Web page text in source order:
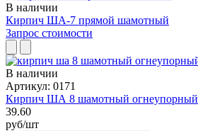
В наличии
Кирпич ША-7 прямой шамотный
Запрос стоимости
В наличии
Артикул: 0171
Кирпич ША 8 шамотный огнеупорный
39.60
руб/шт